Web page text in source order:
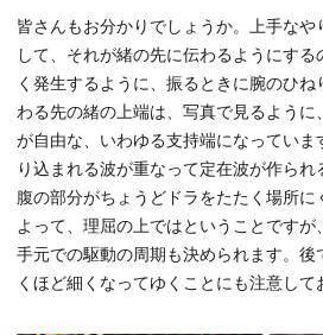
皆さんもお分かりでしょうか。上手なや
して、それが緒の先に伝わるようにす
く発生するように、振るときに腕のひ
わる先の緒の上端は、写真で見るように
が自由な、いわゆる支持端になっていま
り込まれる波が重なって定在波が作ら
腹の部分がちょうどドラをたたく場所に
よって、理屈の上ではということですが
手元での駆動の周期も決められます。
くほど細くなってゆくことにも注意して